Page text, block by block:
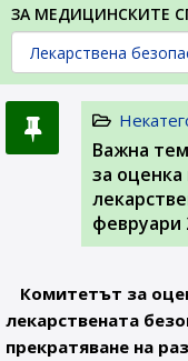
ЗА МЕДИЦИНСКИТЕ
Важна
за оценка
февруари
Комитетът за
лекарствената
прекратяване на